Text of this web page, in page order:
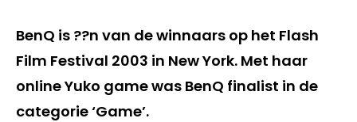
BenQ is ??n van de winnaars op het Flash
Film Festival 2003 in New York. Met haar
online Yuko game was BenQ finalist in de
categorie ‘Game’.